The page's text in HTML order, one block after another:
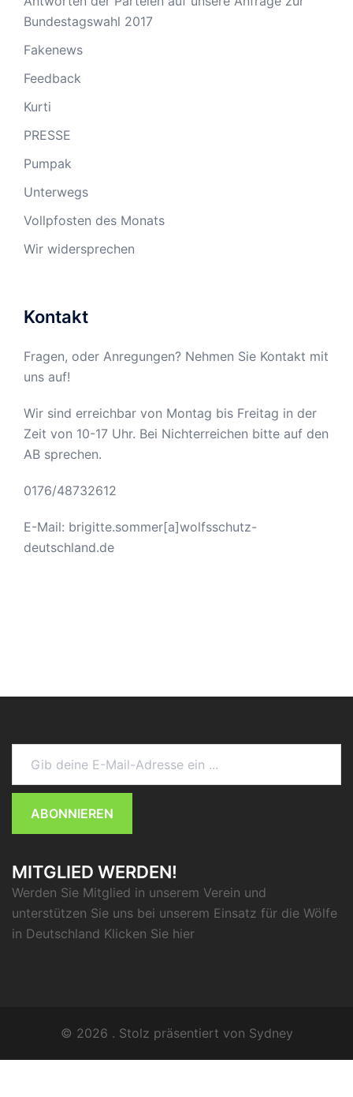
Bundestagswahl 2017
Fakenews
Feedback
Kurti
PRESSE
Pumpak
Unterwegs
Vollpfosten des Monats
Wir widersprechen
Kontakt
Fragen, oder Anregungen? Nehmen Sie Kontakt mit
uns auf!
Wir sind erreichbar von Montag bis Freitag in der
Zeit von 10-17 Uhr. Bei Nichterreichen bitte auf den
AB sprechen.
0176/48732612
E-Mail: brigitte.sommer[a]wolfsschutz-
deutschland.de
Gib deine E-Mail-Adresse ein ...
ABONNIEREN
MITGLIED WERDEN!
Werden Sie Mitglied in unserem Verein und
unterstützen Sie uns bei unserem Einsatz für die Wölfe
in Deutschland Klicken Sie hier
© 2026 . Stolz präsentiert von Sydney